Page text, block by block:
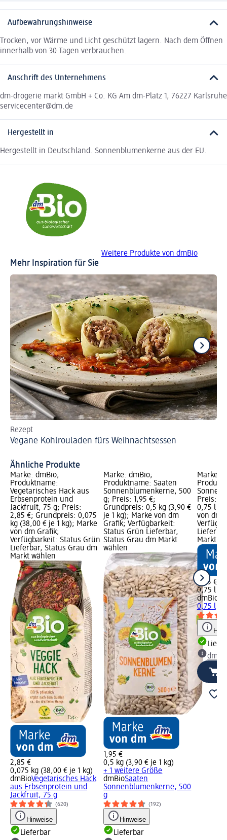
Aufbewahrungshinweise
Trocken, vor Wärme und Licht geschützt lagern. Nach dem Öffnen
innerhalb von 30 Tagen verbrauchen.
Anschrift des Unternehmens
dm-drogerie markt GmbH + Co. KG Am dm-Platz 1, 76227 Karlsruhe
servicecenter@dm.de
Hergestellt in
Hergestellt in Deutschland. Sonnenblumenkerne aus der EU.
Weitere Produkte von dmBio
Mehr Inspiration für Sie
Rezept
Vegane Kohlrouladen fürs Weihnachtsessen
Ähnliche Produkte
Marke: dmBio;
Produktname:
Vegetarisches Hack aus
Erbsenprotein und
Jackfruit, 75 g; Preis:
2,85 €; Grundpreis: 0,075
kg (38,00 € je 1 kg); Marke
von dm Grafik;
Verfügbarkeit: Status Grün
Lieferbar, Status Grau dm
Markt wählen
2,85 €
0,075 kg (38,00 € je 1 kg)
dmBioVegetarisches Hack
aus Erbsenprotein und
Jackfruit, 75 g
(620)
Hinweise
Lieferbar
Marke: dmBio;
Produktname: Saaten
Sonnenblumenkerne, 500
g; Preis: 1,95 €;
Grundpreis: 0,5 kg (3,90 €
je 1 kg); Marke von dm
Grafik; Verfügbarkeit:
Status Grün Lieferbar,
Status Grau dm Markt
wählen
1,95 €
0,5 kg (3,90 € je 1 kg)
+ 1 weitere Größe
dmBioSaaten
Sonnenblumenkerne, 500
g
(192)
Hinweise
Lieferbar
Marke:
Preis:
0,75 l
von dm
Markt
3,95 €
0,75 l
dmBio
0,75 l
dm